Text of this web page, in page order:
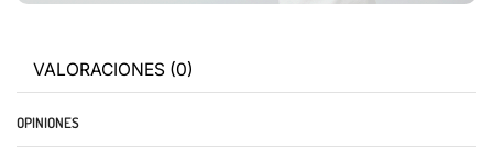
VALORACIONES (0)
OPINIONES